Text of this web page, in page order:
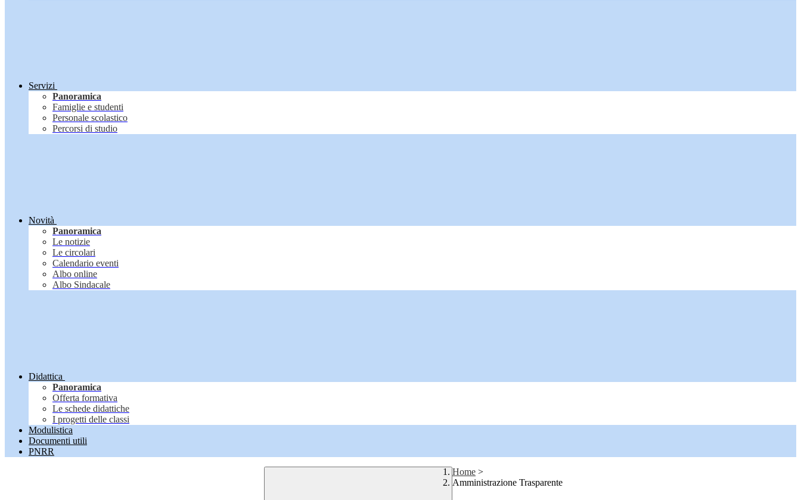
Servizi
Panoramica
Famiglie e studenti
Personale scolastico
Percorsi di studio
Novità
Panoramica
Le notizie
Le circolari
Calendario eventi
Albo online
Albo Sindacale
Didattica
Panoramica
Offerta formativa
Le schede didattiche
I progetti delle classi
Modulistica
Documenti utili
PNRR
Home >
Amministrazione Trasparente